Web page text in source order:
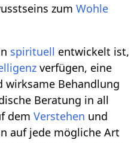
zumWohle
spirituell entwickelt ist,
verfügen, eine
wirksame Behandlung
Beratung in all
demVerstehen und
auf jede mögliche Art